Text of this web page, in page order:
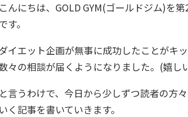
こんにちは、GOLD GYM(ゴールドジム)を
す。
イエット企画が無事に成功したことがキ
々の相談が届くようになりました。(嬉し
と言うわけで、今日から少しずつ読者の方
いく記事を書いていきます。